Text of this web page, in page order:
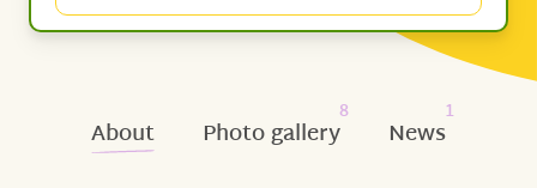
About Photo gallery
8
News
1